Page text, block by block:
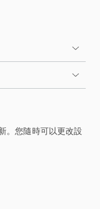
。您隨時可以更改設